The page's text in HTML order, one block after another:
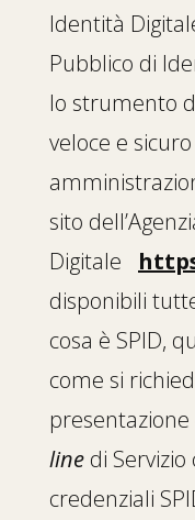
Identità
Pubblico di
lo strumento
veloce e
sito
Digitale
disponibili
cosa è SPID,
come si
line di
credenziali